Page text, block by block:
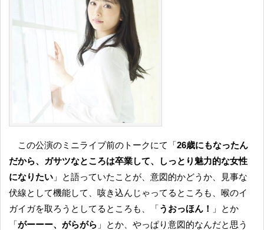
この公演のミニライブ前のトークにて「26歳にもなったん
だから、ガサツなところは卒業して、しっとり魅力的な女性
になりたい 」と語っていたことが、意図的かどうか、見事な
伏線として機能して、咳き込んじゃってるところも、喉のイ
ガイガを取ろうとしてるところも、「うおっほん！
」とか
「がーーー、がらがら 」とか、やっぱり意図的なんだと思う